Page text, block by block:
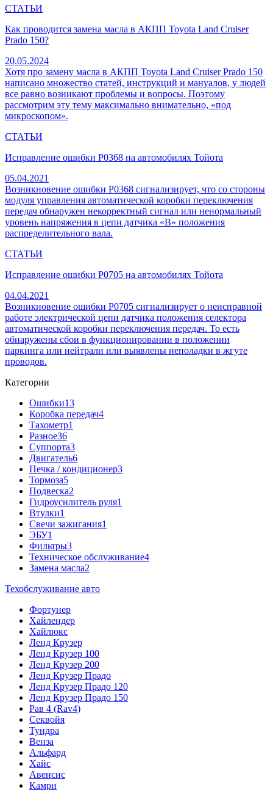
СТАТЬИ
Как проводится замена масла в АКПП Toyota Land Cruiser
Prado 150?
20.05.2024
Хотя про замену масла в АКПП Toyota Land Cruiser Prado 150
написано множество статей, инструкций и мануалов, у людей
все равно возникают проблемы и вопросы. Поэтому
рассмотрим эту тему максимально внимательно, «под
микроскопом».
СТАТЬИ
Исправление ошибки P0368 на автомобилях Тойота
05.04.2021
Возникновение ошибки P0368 сигнализирует, что со стороны
модуля управления автоматической коробки переключения
передач обнаружен некорректный сигнал или ненормальный
уровень напряжения в цепи датчика «В» положения
распределительного вала.
СТАТЬИ
Исправление ошибки P0705 на автомобилях Тойота
04.04.2021
Возникновение ошибки P0705 сигнализирует о неисправной
работе электрической цепи датчика положения селектора
автоматической коробки переключения передач. То есть
обнаружены сбои в функционировании в положении
паркинга или нейтрали или выявлены неполадки в жгуте
проводов.
Категории
Ошибки13
Коробка передач4
Тахометр1
Разное36
Cуппорта3
Двигатель6
Печка / кондиционер3
Тормоза5
Подвеска2
Гидроусилитель руля1
Втулки1
Свечи зажигания1
ЭБУ1
Фильтры3
Техническое обслуживание4
Замена масла2
Техобслуживание авто
Фортунер
Хайлендер
Хайлюкс
Ленд Крузер
Ленд Крузер 100
Ленд Крузер 200
Ленд Крузер Прадо
Ленд Крузер Прадо 120
Ленд Крузер Прадо 150
Рав 4 (Rav4)
Секвойя
Тундра
Венза
Альфард
Хайс
Авенсис
Камри